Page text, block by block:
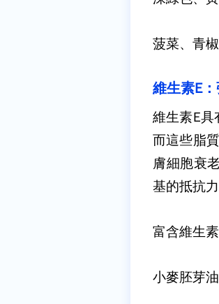
菠菜、青
維生素E
維生素E具
而這些脂
膚細胞衰
基的抵抗力
富含維生
小麥胚芽